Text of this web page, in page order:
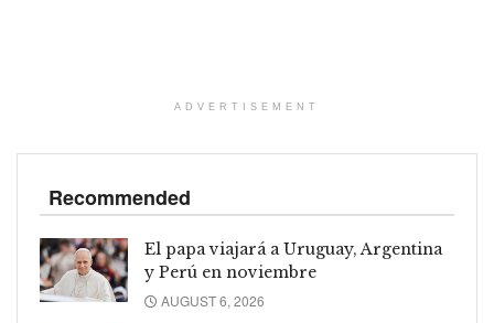
ADVERTISEMENT
Recommended
El papa viajará a Uruguay, Argentina
y Perú en noviembre
AUGUST 6, 2026